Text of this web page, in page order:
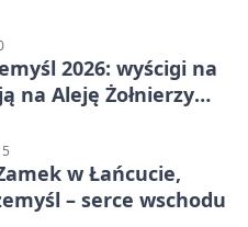
2026: wyścigi na
na Aleję Żołnierzy
w Łańcucie,
– serce wschodu